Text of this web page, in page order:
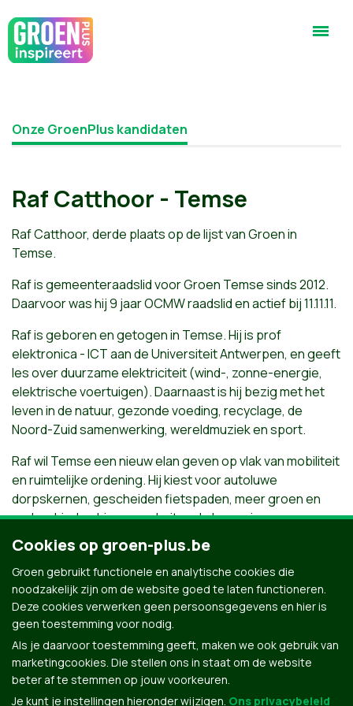
Onze GroenPlus kandidaten
Raf Catthoor - Temse
Raf Catthoor, derde plaats op de lijst van Groen in
Temse.
Raf is gemeenteraadslid voor Groen Temse sinds 2012.
Daarvoor was hij 9 jaar OCMW raadslid en actief bij 11.11.11.
Raf is geboren en getogen in Temse. Hij is prof
elektronica - ICT aan de Universiteit Antwerpen, en geeft
les over duurzame elektriciteit (wind-, zonne-energie,
elektrische voertuigen). Daarnaast is hij bezig met het
leven in de natuur, gezonde voeding, recyclage, de
Noord-Zuid samenwerking, wereldmuziek en sport.
Raf wil Temse een nieuw elan geven op vlak van mobiliteit
en ruimtelijke ordening. Hij kiest voor autoluwe
dorpskernen, gescheiden fietspaden, meer groen en
parkgebieden binnen en buiten de kern, nieuwe vormen
van wonen, mensen die elkaar vinden op straat en in
buurthuizen.
“Realistisch en to the point”
Cookies op groen-plus.be
Groen gebruikt functionele en analytische cookies die
noodzakelijk zijn om de website goed te laten functioneren.
Deze cookies verwerken geen persoonsgegevens en hier is
geen toestemming voor nodig.
Als je daarvoor toestemming geeft, maken we ook gebruik van
marketingcookies. Die stellen ons in staat om de website
beter af te stemmen op jouw voorkeuren.
Je kunt je instellingen hieronder wijzigen. Ons privacybeleid